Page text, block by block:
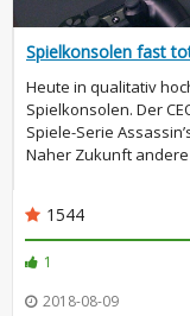
Spielkonsolen fast
Heute in qualitativ
Spielkonsolen. Der
Spiele-Serie
Naher Zukunft
1544
1
2018-08-09